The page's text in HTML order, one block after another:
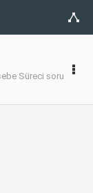
Süreci soru